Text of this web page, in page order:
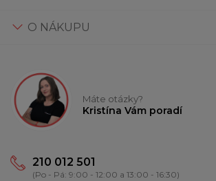
O NÁKUPU
Máte otázky?
Kristína Vám poradí
210 012 501
(Po - Pá: 9:00 - 12:00 a 13:00 - 16:30)